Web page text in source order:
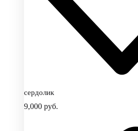
сердолик
9,000 руб.